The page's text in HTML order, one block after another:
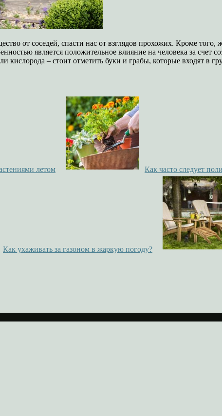
от соседей, спасти нас от взглядов прохожих. Кроме
является положительное влияние на человека за счет
кислорода – стоит отметить буки и грабы, которые входят в
летом Как часто следует
Как ухаживать за газоном в жаркую погоду?